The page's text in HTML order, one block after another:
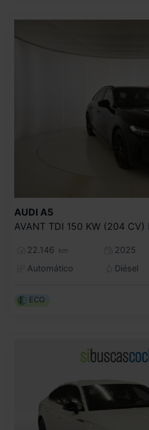
AUDI A5
22.146 km
2025
Automático
Diésel
ECO